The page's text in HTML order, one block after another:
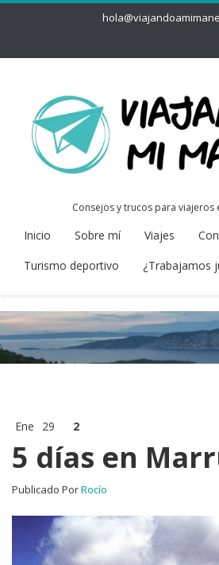
Consejos y trucos para
Inicio Sobre mí Viajes
Turismo deportivo
¿Trabajamos
Ene 29 2
5 días en
Publicado PorRocío